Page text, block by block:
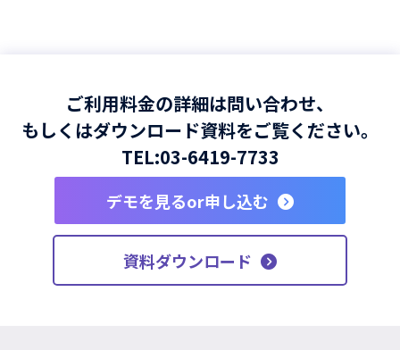
ご利用料金の詳細は問い合わせ、
もしくはダウンロード資料をご覧ください。
TEL:03-6419-7733
デモを見るor申し込む
資料ダウンロード